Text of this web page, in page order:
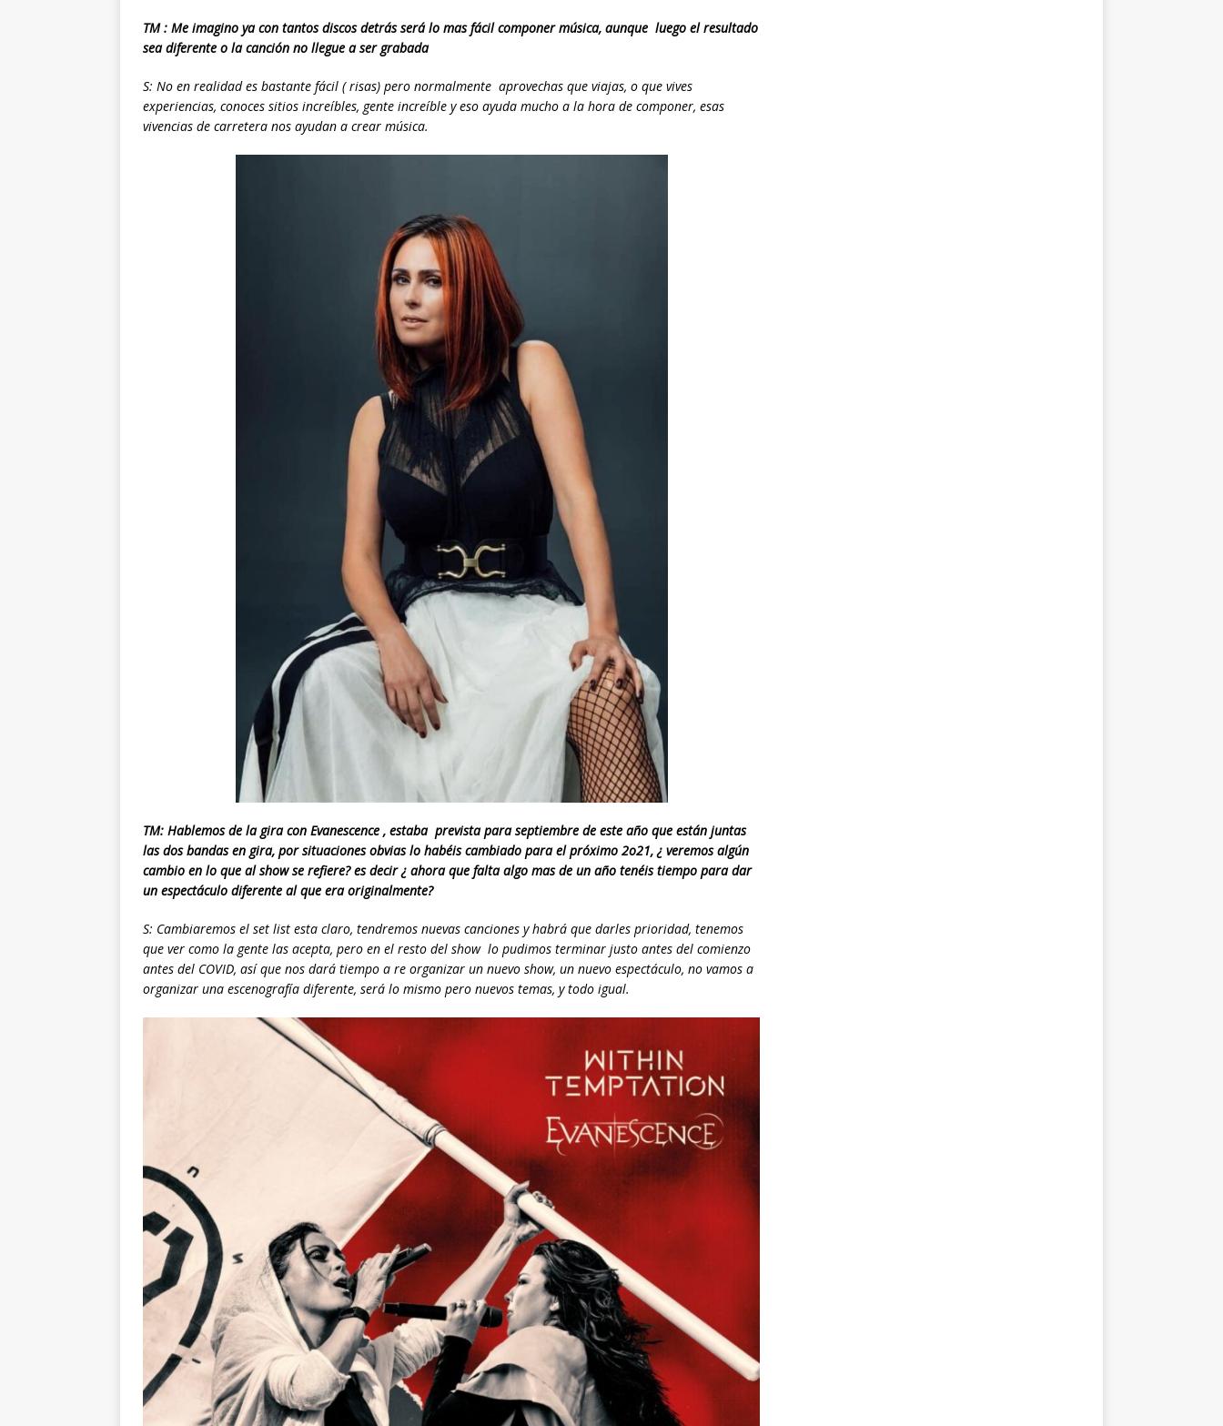
TM : Me imagino ya con tantos discos detrás será lo mas fácil componer música, aunque luego el resultado
sea diferente o la canción no llegue a ser grabada
S: No en realidad es bastante fácil ( risas) pero normalmente aprovechas que viajas, o que vives
experiencias, conoces sitios increíbles, gente increíble y eso ayuda mucho a la hora de componer, esas
vivencias de carretera nos ayudan a crear música.
TM: Hablemos de la gira con Evanescence , estaba prevista para septiembre de este año que están juntas
las dos bandas en gira, por situaciones obvias lo habéis cambiado para el próximo 2o21, ¿ veremos algún
cambio en lo que al show se refiere? es decir ¿ ahora que falta algo mas de un año tenéis tiempo para dar
un espectáculo diferente al que era originalmente?
S: Cambiaremos el set list esta claro, tendremos nuevas canciones y habrá que darles prioridad, tenemos
que ver como la gente las acepta, pero en el resto del show lo pudimos terminar justo antes del comienzo
antes del COVID, así que nos dará tiempo a re organizar un nuevo show, un nuevo espectáculo, no vamos a
organizar una escenografía diferente, será lo mismo pero nuevos temas, y todo igual.